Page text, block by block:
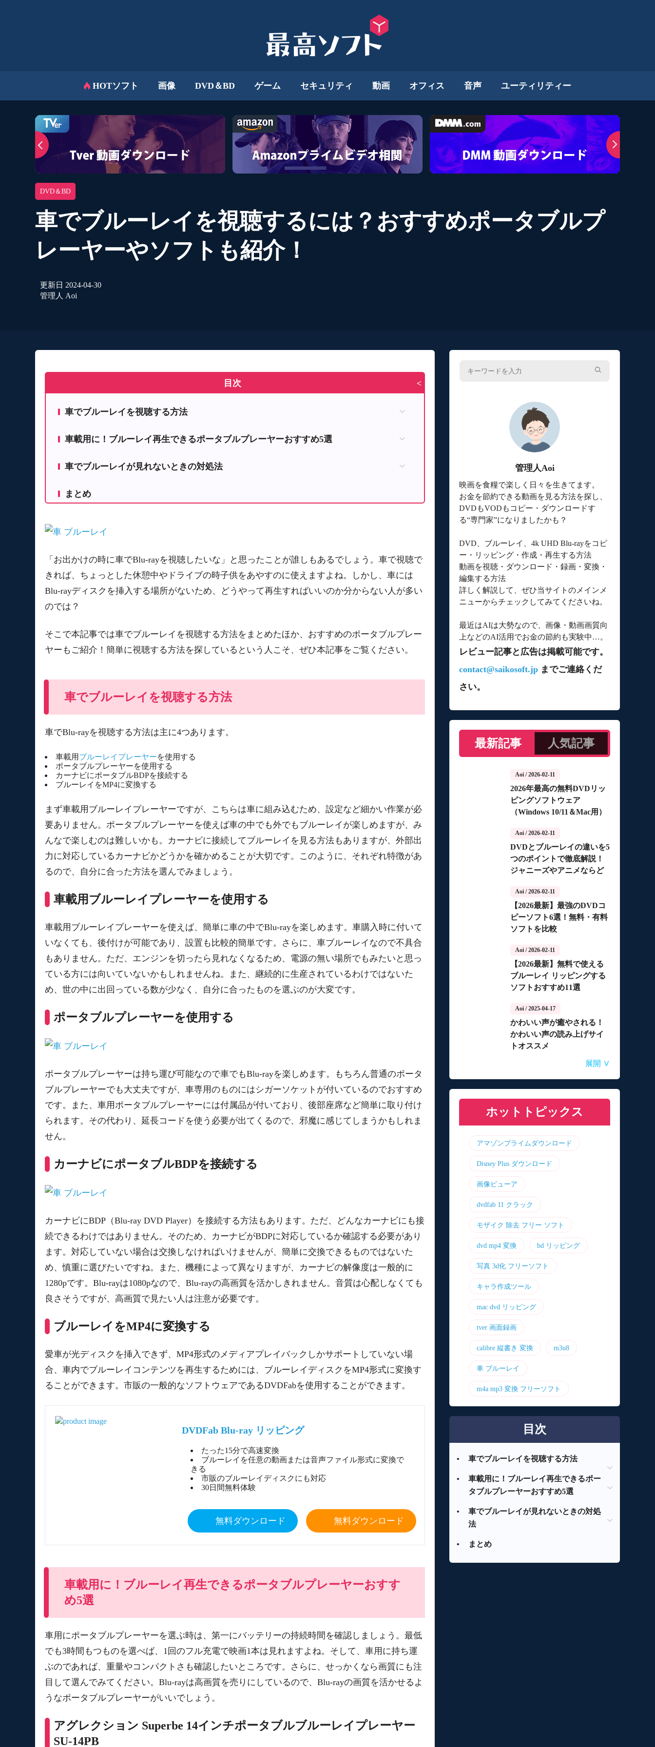
HOTソフト 画像 DVD＆BD ゲーム セキュリティ 動画 オフィス 音声 ユーティリティー
DVD＆BD
車でブルーレイを視聴するには？おすすめポータブルプ
レーヤーやソフトも紹介！
更新日 2024-04-30
管理人 Aoi
目次 >
車でブルーレイを視聴する方法
ポータブルプレーヤーを使用する
カーナビにポータブルBDPを接続する
車載用に！ブルーレイ再生できるポータブルプレーヤーおすすめ5選
東芝 REGZA ポータブルブルーレイディスクプレーヤーSD-BP900S
アグレクション Superbe 10.1インチフルセグ対応ポータブルブルーレイプレーヤーSU-10FPB
テクタイト CHL ポータブルブルーレイディスクプレーヤーAPBD-F1070HK
車でブルーレイが見れないときの対処法
DVDFabを使ってブルーレイをDVDに変換する方法
まとめ
「お出かけの時に車でBlu-rayを視聴したいな」と思ったことが誰しもあるでしょう。車で視聴で
きれば、ちょっとした休憩中やドライブの時子供をあやすのに使えますよね。しかし、車には
Blu-rayディスクを挿入する場所がないため、どうやって再生すればいいのか分からない人が多い
のでは？
そこで本記事では車でブルーレイを視聴する方法をまとめたほか、おすすめのポータブルプレー
ヤーもご紹介！簡単に視聴する方法を探しているという人こそ、ぜひ本記事をご覧ください。
車でブルーレイを視聴する方法
車でBlu-rayを視聴する方法は主に4つあります。
車載用 ブルーレイプレーヤーを使用する
ポータブルプレーヤーを使用する
カーナビにポータブルBDPを接続する
ブルーレイをMP4に変換する
まず車載用ブルーレイプレーヤーですが、こちらは車に組み込むため、設定など細かい作業が必
要ありません。ポータブルプレーヤーを使えば車の中でも外でもブルーレイが楽しめますが、み
んなで楽しむのは難しいかも。カーナビに接続してブルーレイを見る方法もありますが、外部出
力に対応しているカーナビかどうかを確かめることが大切です。このように、それぞれ特徴があ
るので、自分に合った方法を選んでみましょう。
車載用ブルーレイプレーヤーを使用する
車載用ブルーレイプレーヤーを使えば、簡単に車の中でBlu-rayを楽しめます。車購入時に付いて
いなくても、後付けが可能であり、設置も比較的簡単です。さらに、車ブルーレイなので不具合
もありません。ただ、エンジンを切ったら見れなくなるため、電源の無い場所でもみたいと思っ
ている方には向いていないかもしれませんね。また、継続的に生産されているわけではないた
め、世の中に出回っている数が少なく、自分に合ったものを選ぶのが大変です。
ポータブルプレーヤーを使用する
ポータブルプレーヤーは持ち運び可能なので車でもBlu-rayを楽しめます。もちろん普通のポータ
ブルプレーヤーでも大丈夫ですが、車専用のものにはシガーソケットが付いているのでおすすめ
です。また、車用ポータブルプレーヤーには付属品が付いており、後部座席など簡単に取り付け
られます。その代わり、延長コードを使う必要が出てくるので、邪魔に感じてしまうかもしれま
せん。
カーナビにポータブルBDPを接続する
カーナビにBDP（Blu-ray DVD Player）を接続する方法もあります。ただ、どんなカーナビにも接
続できるわけではありません。そのため、カーナビがBDPに対応しているか確認する必要があり
ます。対応していない場合は交換しなければいけませんが、簡単に交換できるものではないた
め、慎重に選びたいですね。また、機種によって異なりますが、カーナビの解像度は一般的に
1280pです。Blu-rayは1080pなので、Blu-rayの高画質を活かしきれません。音質は心配しなくても
良さそうですが、高画質で見たい人は注意が必要です。
ブルーレイをMP4に変換する
愛車が光ディスクを挿入できず、MP4形式のメディアプレイバックしかサポートしていない場
合、車内でブルーレイコンテンツを再生するためには、ブルーレイディスクをMP4形式に変換す
ることができます。市販の一般的なソフトウェアであるDVDFabを使用することができます。
DVDFab Blu-ray リッピング
たった15分で高速変換
ブルーレイを任意の動画または音声ファイル形式に変換で
きる
市販のブルーレイディスクにも対応
30日間無料体験
無料ダウンロード 無料ダウンロード
車載用に！ブルーレイ再生できるポータブルプレーヤーおすす
め5選
車用にポータブルプレーヤーを選ぶ時は、第一にバッテリーの持続時間を確認しましょう。最低
でも3時間もつものを選べば、1回のフル充電で映画1本は見れますよね。そして、車用に持ち運
ぶのであれば、重量やコンパクトさも確認したいところです。さらに、せっかくなら画質にも注
目して選んでみてください。Blu-rayは高画質を売りにしているので、Blu-rayの画質を活かせるよ
うなポータブルプレーヤーがいいでしょう。
アグレクション Superbe 14インチポータブルブルーレイプレーヤー
SU-14PB
管理人Aoi
映画を食糧で楽しく日々を生きてます。
お金を節約できる動画を見る方法を探し、
DVDもVODもコピー・ダウンロードす
る“専門家”になりましたかも？
DVD、ブルーレイ、4k UHD Blu-rayをコピ
ー・リッピング・作成・再生する方法
動画を視聴・ダウンロード・録画・変換・
編集する方法
詳しく解説して、ぜひ当サイトのメインメ
ニューからチェックしてみてくださいね。
最近はAIは大勢なので、画像・動画画質向
上などのAI活用でお金の節約も実験中…。
レビュー記事と広告は掲載可能です。
contact@saikosoft.jp までご連絡くだ
さい。
最新記事 人気記事
Aoi / 2026-02-11
2026年最高の無料DVDリッ
ピングソフトウェア
（Windows 10/11＆Mac用）
Aoi / 2026-02-11
DVDとブルーレイの違いを5
つのポイントで徹底解説！
ジャニーズやアニメならど
Aoi / 2026-02-11
【2026最新】最強のDVDコ
ピーソフト6選！無料・有料
ソフトを比較
Aoi / 2026-02-11
【2026最新】無料で使える
ブルーレイ リッピングする
ソフトおすすめ11選
Aoi / 2025-04-17
かわいい声が癒やされる！
かわいい声の読み上げサイ
トオススメ
自動音声読み上げ無料ツー
ルランキング！使いやすさ
【2026年最新】合成音声の
フリーソフト・サイト・ア
【2026年更新】AI音声読み
上げソフト・サイト・アプ
【2026最新】TuneFabの使
い方・評判・違法性をご紹
【2026最新】ひまわり動画
のダウンロード方法
展開 ∨
ホットトピックス
アマゾンプライムダウンロード
Disney Plus ダウンロード
画像ビューア
dvdfab 11 クラック
モザイク 除去 フリー ソフト
dvd mp4 変換 bd リッピング
写真 3d化 フリーソフト
キャラ作成ツール
mac dvd リッピング
tver 画面録画
calibre 縦書き 変換 m3u8
車 ブルーレイ
m4a mp3 変換 フリーソフト
目次
• 車でブルーレイを視聴する方法
車載用ブルーレイプレーヤーを使用す
る
ポータブルプレーヤーを使用する
カーナビにポータブルBDPを接続する
•
車載用に！ブルーレイ再生できるポー
タブルプレーヤーおすすめ5選
アグレクション Superbe 14インチポー
タブルブルーレイプレーヤーSU-14PB
東芝 REGZA ポータブルブルーレイデ
•
車でブルーレイが見れないときの対処
法
ブルーレイをDVDに変換する
• まとめ